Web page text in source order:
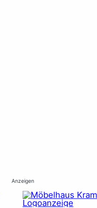
Anzeigen